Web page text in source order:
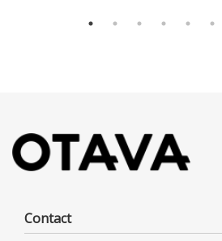
Contact